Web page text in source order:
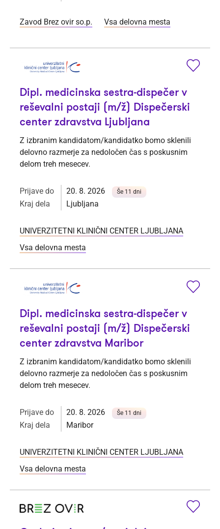
Zavod Brez ovir so.p. Vsa delovna mesta
Dipl. medicinska sestra-dispečer v
reševalni postaji (m/ž) Dispečerski
center zdravstva Ljubljana
Z izbranim kandidatom/kandidatko bomo sklenili
delovno razmerje za nedoločen čas s poskusnim
delom treh mesecev.
Prijave do 20. 8. 2026 Še 11 dni
Kraj dela Ljubljana
UNIVERZITETNI KLINIČNI CENTER LJUBLJANA
Vsa delovna mesta
Dipl. medicinska sestra-dispečer v
reševalni postaji (m/ž) Dispečerski
center zdravstva Maribor
Z izbranim kandidatom/kandidatko bomo sklenili
delovno razmerje za nedoločen čas s poskusnim
delom treh mesecev.
Prijave do 20. 8. 2026 Še 11 dni
Kraj dela Maribor
UNIVERZITETNI KLINIČNI CENTER LJUBLJANA
Vsa delovna mesta